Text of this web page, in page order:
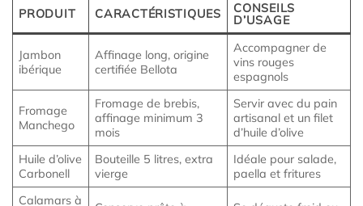
PRODUIT CARACTÉRISTIQUES
CONSEILS
D’USAGE
Jambon
ibérique
Affinage long, origine
certifiée Bellota
Accompagner de
vins rouges
espagnols
Fromage
Manchego
Fromage de brebis,
affinage minimum 3
mois
Servir avec du pain
artisanal et un filet
d’huile d’olive
Huile d’olive
Carbonell
Bouteille 5 litres, extra
vierge
Idéale pour salade,
paella et fritures
Calamars à